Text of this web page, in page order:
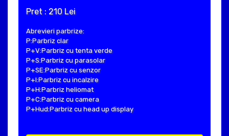
Pret : 210 Lei
Abrevieri parbrize:
P:Parbriz clar
P+V:Parbriz cu tenta verde
P+S:Parbriz cu parasolar
P+SE:Parbriz cu senzor
P+I:Parbriz cu incalzire
P+H:Parbriz heliomat
P+C:Parbriz cu camera
P+Hud:Parbriz cu head up display